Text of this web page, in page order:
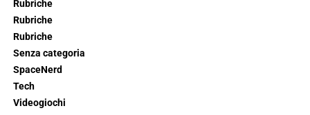
Rubriche
Rubriche
Rubriche
Senza categoria
SpaceNerd
Tech
Videogiochi